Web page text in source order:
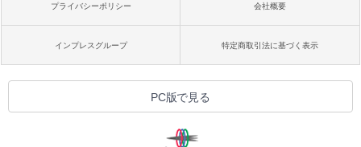
プライバシーポリシー 会社概要
インプレスグループ 特定商取引法に基づく表示
PC版で見る